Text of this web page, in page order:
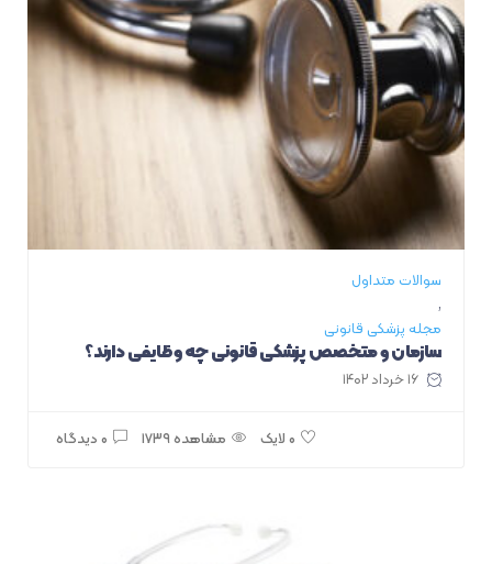
سوالات متداول
,
مجله پزشکی قانونی
سازمان و متخصص پزشکی قانونی چه وظایفی دارند؟
مشاهده ۱۷۳۹ ۰ دیدگاه